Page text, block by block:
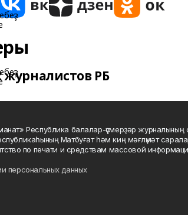
журналистов РБ
Республика балалар-үҫмерҙәр
Матбуғат һәм киң мәғлүмәт
по печати и средствам массовой
персональных данных